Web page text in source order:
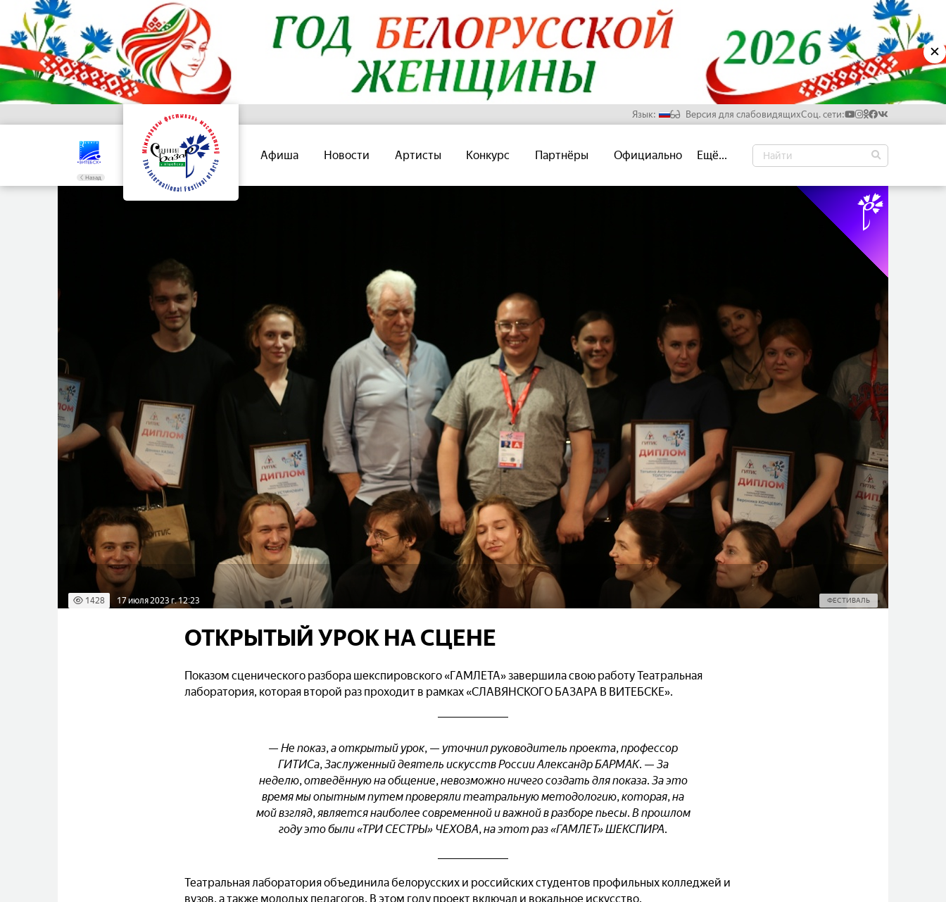
✕
Язык: Версия для слабовидящихСоц. сети:
Назад
Афиша Новости Артисты Конкурс Партнёры Официально Ещё...
1428 17 июля 2023 г. 12:23 ФЕСТИВАЛЬ
ОТКРЫТЫЙ УРОК НА СЦЕНЕ
Показом сценического разбора шекспировского «ГАМЛЕТА» завершила свою работу Театральная
лаборатория, которая второй раз проходит в рамках «СЛАВЯНСКОГО БАЗАРА В ВИТЕБСКЕ».
— Не показ, а открытый урок, — уточнил руководитель проекта, профессор
ГИТИСа, Заслуженный деятель искусств России Александр БАРМАК. — За
неделю, отведённую на общение, невозможно ничего создать для показа. За это
время мы опытным путем проверяли театральную методологию, которая, на
мой взгляд, является наиболее современной и важной в разборе пьесы. В прошлом
году это были «ТРИ СЕСТРЫ» ЧЕХОВА, на этот раз «ГАМЛЕТ» ШЕКСПИРА.
Театральная лаборатория объединила белорусских и российских студентов профильных колледжей и
вузов, а также молодых педагогов. В этом году проект включал и вокальное искусство.